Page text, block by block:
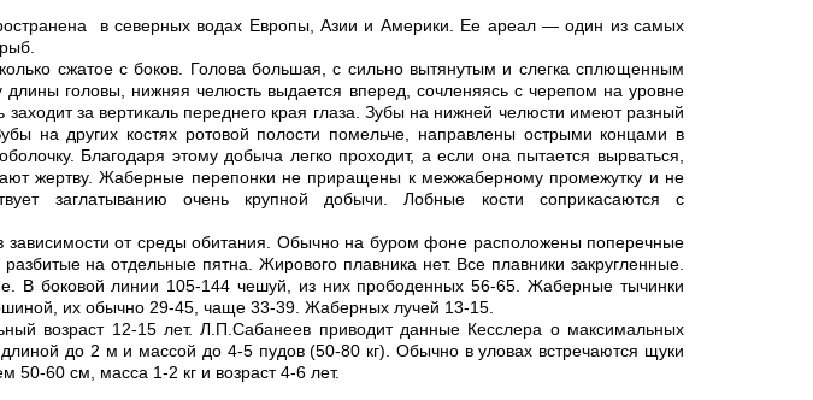
в северных водах Европы, Азии и Америки. Ее ареал — один из самых
сжатое с боков. Голова большая, с сильно вытянутым и слегка сплющенным
головы, нижняя челюсть выдается вперед, сочленяясь с черепом на уровне
заходит за вертикаль переднего края глаза. Зубы на нижней челюсти имеют разный
на других костях ротовой полости помельче, направлены острыми концами в
Благодаря этому добыча легко проходит, а если она пытается вырваться,
жертву. Жаберные перепонки не приращены к межжаберному промежутку и не
заглатыванию очень крупной добычи. Лобные кости соприкасаются с
зависимости от среды обитания. Обычно на буром фоне расположены поперечные
на отдельные пятна. Жирового плавника нет. Все плавники закругленные.
В боковой линии 105-144 чешуй, из них прободенных 56-65. Жаберные тычинки
их обычно 29-45, чаще 33-39. Жаберных лучей 13-15.
возраст 12-15 лет. Л.П.Сабанеев приводит данные Кесслера о максимальных
до 2 м и массой до 4-5 пудов (50-80 кг). Обычно в уловах встречаются щуки
50-60 см, масса 1-2 кг и возраст 4-6 лет.